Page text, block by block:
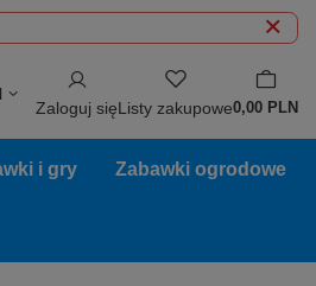
Zaloguj sięListy zakupowe0,00 PLN
i gry Zabawki ogrodowe